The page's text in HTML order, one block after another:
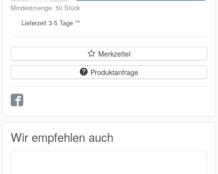
Mindestmenge: 50 Stück
Lieferzeit 3-5 Tage **
Merkzettel
Produktanfrage
Wir empfehlen auch